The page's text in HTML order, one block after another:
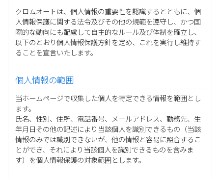
クロムオートは、個人情報の重要性を認識するとともに、個
人情報保護に関する法令及びその他の規範を遵守し、かつ国
際的な動向にも配慮して自主的なルール及び体制を確立し、
以下のとおり個人情報保護方針を定め、これを実行し維持す
ることを宣言いたします。
個人情報の範囲
当ホームページで収集した個人を特定できる情報を範囲とし
ます。
氏名、性別、住所、電話番号、メールアドレス、勤務先、生
年月日その他の記述により当該個人を識別できるもの（当該
情報のみでは識別できないが、他の情報と容易に照合するこ
とができ、それにより当該個人を識別できるものを含みま
す）を個人情報保護の対象範囲とします。